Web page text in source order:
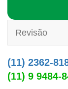
Revisão
(11) 2362-
(11) 9 9484-